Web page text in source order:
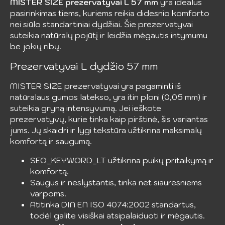
pasirinkimas tiems, kuriems reikia didesnio komforto
nei siūlo standartiniai dydžiai. Šie prezervatyvai
suteikia natūralų pojūtį ir leidžia mėgautis intymumu
be jokių ribų.
Prezervatyvai L dydžio 57 mm
MISTER SIZE prezervatyvai yra pagaminti iš
natūralaus gumos latekso, yra itin ploni (0,05 mm) ir
suteikia gryną intensyvumą. Jei ieškote
prezervatyvų, kurie tinka kaip pirštinė, šis variantas
jums. Jų skaidri ir lygi tekstūra užtikrina maksimalų
komfortą ir saugumą.
SEO_KEYWORD_LT užtikrina puikų pritaikymą ir
komfortą.
Saugus ir neslystantis, tinka net siauresniems
varpoms.
Atitinka DIN EN ISO 4074:2002 standartus,
todėl galite visiškai atsipalaiduoti ir mėgautis.